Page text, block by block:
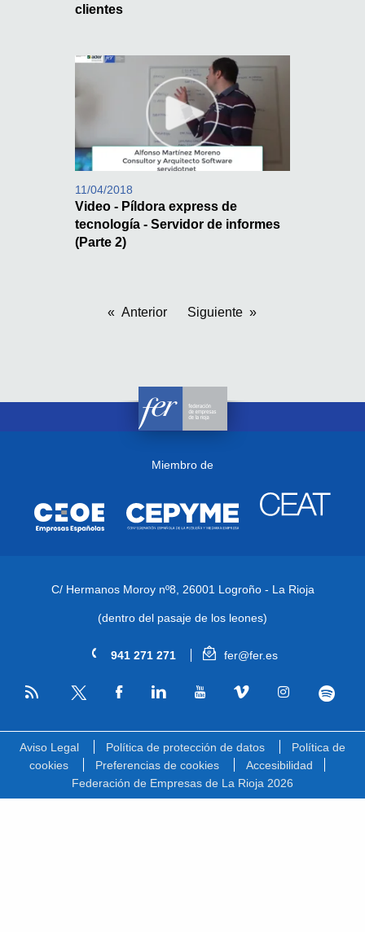
clientes
11/04/2018
Video - Píldora express de
tecnología - Servidor de informes
(Parte 2)
Anterior Siguiente
Miembro de
C/ Hermanos Moroy nº8, 26001 Logroño - La Rioja
(dentro del pasaje de los leones)
941 271 271 fer@fer.es
RSS
Aviso Legal Política de protección de datos
Política de
cookies
Preferencias de cookies
Accesibilidad
Federación de Empresas de La Rioja 2026